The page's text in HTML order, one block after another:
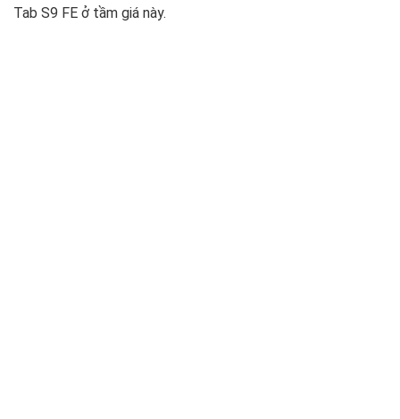
Tab S9 FE ở tầm giá này.